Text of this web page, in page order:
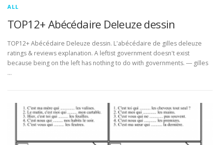
ALL
TOP12+ Abécédaire Deleuze dessin
TOP12+ Abécédaire Deleuze dessin. L'abécédaire de gilles deleuze
ratings & reviews explanation. A leftist government doesn't exist
because being on the left has nothing to do with governments. ― gilles
…